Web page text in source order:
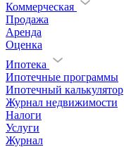
Коммерческая
Продажа
Аренда
Оценка
Ипотека
Ипотечные программы
Ипотечный калькулятор
Журнал недвижимости
Налоги
Услуги
Журнал